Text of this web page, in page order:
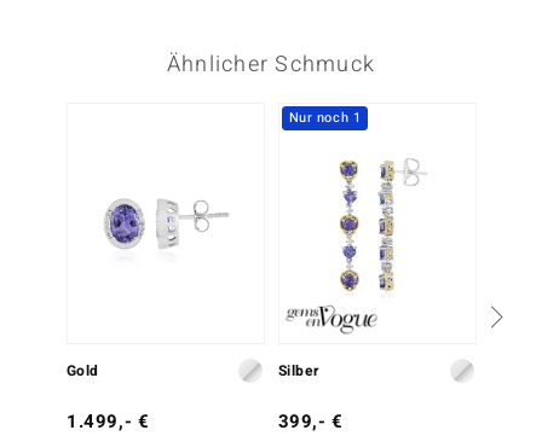
BY DE MELO
Ähnlicher Schmuck
Gold
1.499,- €
Nur noch 1
Silber
399,- €